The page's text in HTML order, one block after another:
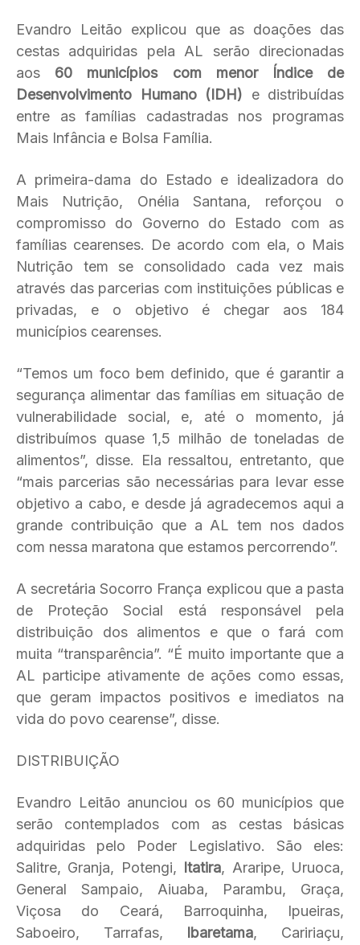
Evandro Leitão explicou que as doações das
cestas adquiridas pela AL serão direcionadas
aos 60 municípios com menor Índice de
Desenvolvimento Humano (IDH) e distribuídas
entre as famílias cadastradas nos programas
Mais Infância e Bolsa Família.
A primeira-dama do Estado e idealizadora do
Mais Nutrição, Onélia Santana, reforçou o
compromisso do Governo do Estado com as
famílias cearenses. De acordo com ela, o Mais
Nutrição tem se consolidado cada vez mais
através das parcerias com instituições públicas e
privadas, e o objetivo é chegar aos 184
municípios cearenses.
“Temos um foco bem definido, que é garantir a
segurança alimentar das famílias em situação de
vulnerabilidade social, e, até o momento, já
distribuímos quase 1,5 milhão de toneladas de
alimentos”, disse. Ela ressaltou, entretanto, que
“mais parcerias são necessárias para levar esse
objetivo a cabo, e desde já agradecemos aqui a
grande contribuição que a AL tem nos dados
com nessa maratona que estamos percorrendo”.
A secretária Socorro França explicou que a pasta
de Proteção Social está responsável pela
distribuição dos alimentos e que o fará com
muita “transparência”. “É muito importante que a
AL participe ativamente de ações como essas,
que geram impactos positivos e imediatos na
vida do povo cearense”, disse.
DISTRIBUIÇÃO
Evandro Leitão anunciou os 60 municípios que
serão contemplados com as cestas básicas
adquiridas pelo Poder Legislativo. São eles:
Salitre, Granja, Potengi, Itatira, Araripe, Uruoca,
General Sampaio, Aiuaba, Parambu, Graça,
Viçosa do Ceará, Barroquinha, Ipueiras,
Saboeiro, Tarrafas, Ibaretama, Caririaçu,